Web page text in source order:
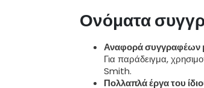
Ονόματα
Αναφορά συγγραφέων
Για παράδειγμα,
Smith.
Πολλαπλά έργα του